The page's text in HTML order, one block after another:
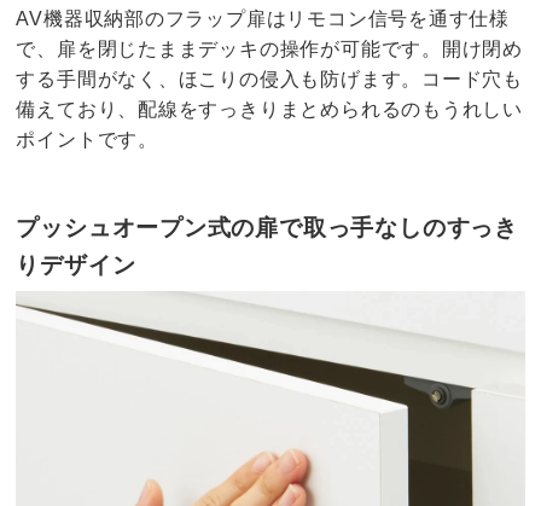
AV機器収納部のフラップ扉はリモコン信号を通す仕様
で、扉を閉じたままデッキの操作が可能です。開け閉め
する手間がなく、ほこりの侵入も防げます。コード穴も
備えており、配線をすっきりまとめられるのもうれしい
ポイントです。
プッシュオープン式の扉で取っ手なしのすっき
りデザイン